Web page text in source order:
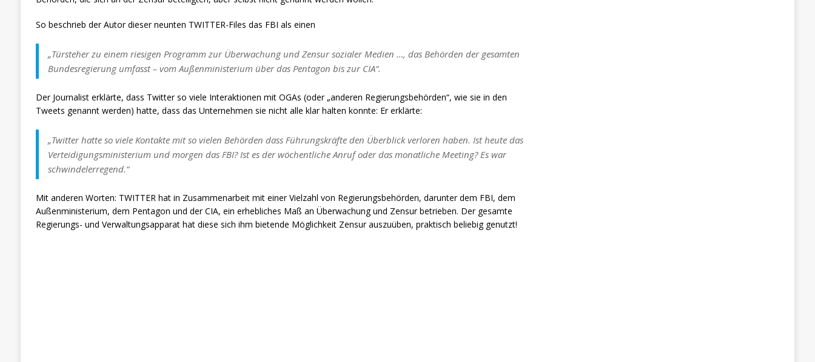
So beschrieb der Autor dieser neunten TWITTER-Files das FBI als einen
„Türsteher zu einem riesigen Programm zur Überwachung und Zensur sozialer Medien …, das Behörden der gesamten
Bundesregierung umfasst – vom Außenministerium über das Pentagon bis zur CIA“.
Der Journalist erklärte, dass Twitter so viele Interaktionen mit OGAs (oder „anderen Regierungsbehörden“, wie sie in den
Tweets genannt werden) hatte, dass das Unternehmen sie nicht alle klar halten konnte: Er erklärte:
„Twitter hatte so viele Kontakte mit so vielen Behörden dass Führungskräfte den Überblick verloren haben. Ist heute das
Verteidigungsministerium und morgen das FBI? Ist es der wöchentliche Anruf oder das monatliche Meeting? Es war
schwindelerregend.“
Mit anderen Worten: TWITTER hat in Zusammenarbeit mit einer Vielzahl von Regierungsbehörden, darunter dem FBI, dem
Außenministerium, dem Pentagon und der CIA, ein erhebliches Maß an Überwachung und Zensur betrieben. Der gesamte
Regierungs- und Verwaltungsapparat hat diese sich ihm bietende Möglichkeit Zensur auszuüben, praktisch beliebig genutzt!